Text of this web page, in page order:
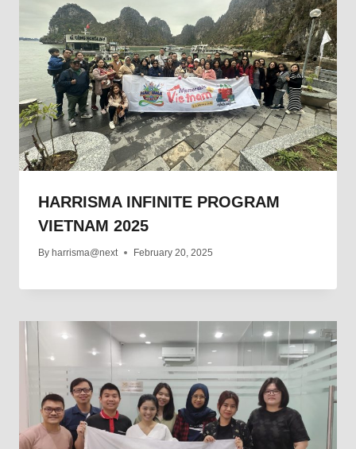
HARRISMA INFINITE PROGRAM
VIETNAM 2025
By harrisma@next February 20, 2025